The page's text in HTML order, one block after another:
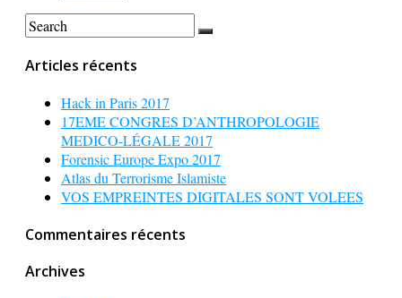
Articles récents
Hack in Paris 2017
17EME CONGRES D’ANTHROPOLOGIE
MEDICO-LÉGALE 2017
Forensic Europe Expo 2017
Atlas du Terrorisme Islamiste
VOS EMPREINTES DIGITALES SONT VOLEES
Commentaires récents
Archives